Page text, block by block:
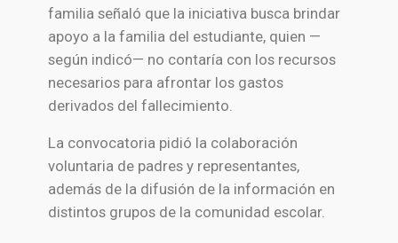
familia señaló que la iniciativa busca brindar
apoyo a la familia del estudiante, quien —
según indicó— no contaría con los recursos
necesarios para afrontar los gastos
derivados del fallecimiento.
La convocatoria pidió la colaboración
voluntaria de padres y representantes,
además de la difusión de la información en
distintos grupos de la comunidad escolar.